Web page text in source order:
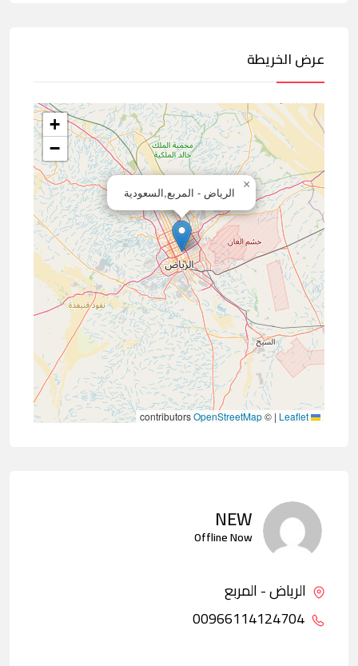
عرض الخريطة
الرياض - المربع,السعودية
×
+
−
|
©
OpenStreetMap
NEW
Offline Now
الرياض - المربع